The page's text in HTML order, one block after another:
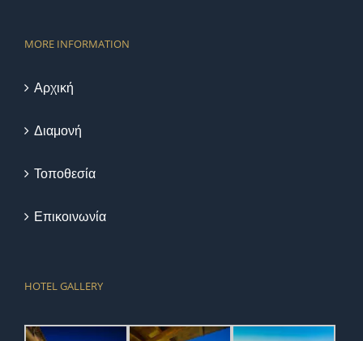
MORE INFORMATION
Αρχική
Διαμονή
Τοποθεσία
Επικοινωνία
HOTEL GALLERY